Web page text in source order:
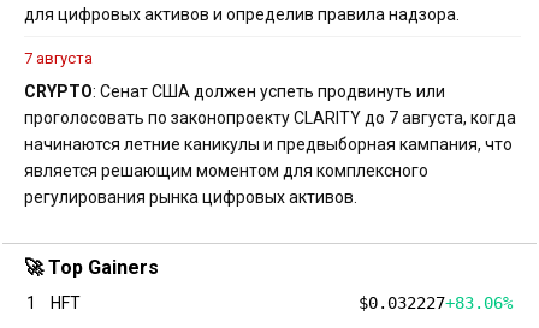
для цифровых активов и определив правила надзора.
7 августа
CRYPTO: Сенат США должен успеть продвинуть или
проголосовать по законопроекту CLARITY до 7 августа, когда
начинаются летние каникулы и предвыборная кампания, что
является решающим моментом для комплексного
регулирования рынка цифровых активов.
🚀 Top Gainers
1 HFT $0.032227+83.06%